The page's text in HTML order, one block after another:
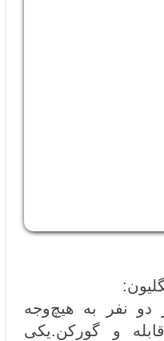
دو نفر به هیچ‌وجه
و گورکن.یکی